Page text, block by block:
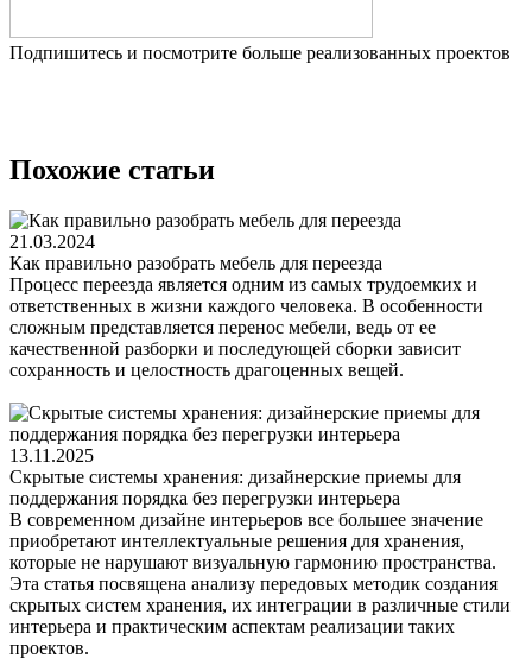
Подпишитесь и посмотрите больше реализованных проектов
Похожие статьи
21.03.2024
Как правильно разобрать мебель для переезда
Процесс переезда является одним из самых трудоемких и
ответственных в жизни каждого человека. В особенности
сложным представляется перенос мебели, ведь от ее
качественной разборки и последующей сборки зависит
сохранность и целостность драгоценных вещей.
13.11.2025
Скрытые системы хранения: дизайнерские приемы для
поддержания порядка без перегрузки интерьера
В современном дизайне интерьеров все большее значение
приобретают интеллектуальные решения для хранения,
которые не нарушают визуальную гармонию пространства.
Эта статья посвящена анализу передовых методик создания
скрытых систем хранения, их интеграции в различные стили
интерьера и практическим аспектам реализации таких
проектов.